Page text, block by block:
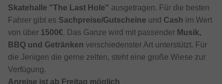
Skatehalle "The Last Hole" ausgetragen. Für die besten
Fahrer gibt es Sachpreise/Gutscheine und Cash im Wert
von über 1500€. Das Ganze wird mit passender Musik,
BBQ und Getränken verschiedenster Art unterstützt. Für
die Jenigen die gerne zelten, steht eine große Wiese zur
Verfügung.
Anreise ist ab Freitag möglich